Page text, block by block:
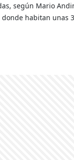
según Mario
habitan